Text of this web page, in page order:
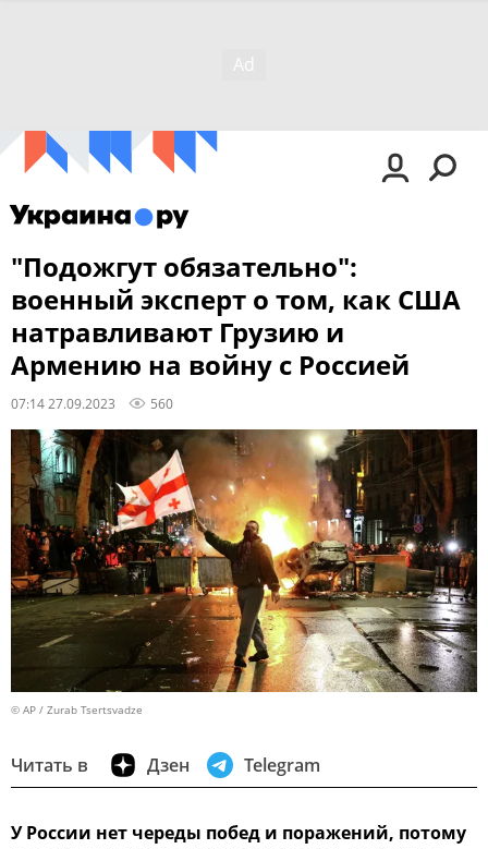
"Подожгут обязательно":
военный эксперт о том, как США
натравливают Грузию и
Армению на войну с Россией
07:14 27.09.2023 560
© AP / Zurab Tsertsvadze
Читать в Дзен Telegram
У России нет череды побед и поражений, потому